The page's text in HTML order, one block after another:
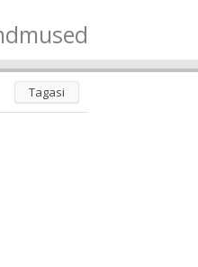
Tagasi